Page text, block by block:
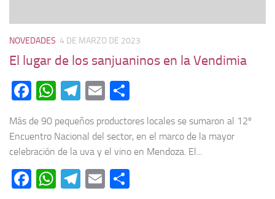
NOVEDADES 4 DE MARZO DE 2023
El lugar de los sanjuaninos en la Vendimia
Facebook
WhatsApp
Telegram
Email
Más de 90 pequeños productores locales se sumaron al 12º
Encuentro Nacional del sector, en el marco de la mayor
celebración de la uva y el vino en Mendoza. El...
Facebook
WhatsApp
Telegram
Email